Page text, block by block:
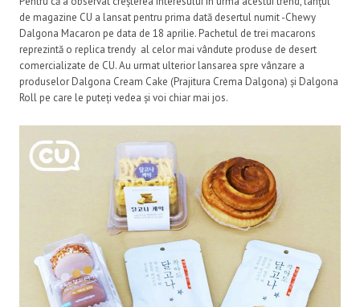
de magazine CU a lansat pentru prima dată desertul numit -Chewy
Dalgona Macaron pe data de 18 aprilie. Pachetul de trei macarons
reprezintă o replica trendy al celor mai vândute produse de desert
comercializate de CU. Au urmat ulterior lansarea spre vânzare a
produselor Dalgona Cream Cake (Prajitura Crema Dalgona) și Dalgona
Roll pe care le puteți vedea și voi chiar mai jos.